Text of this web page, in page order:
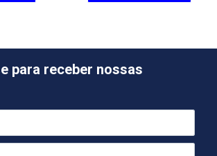
para receber nossas